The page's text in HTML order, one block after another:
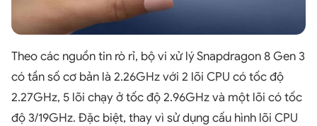
Theo các nguồn tin rò rỉ, bộ vi xử lý Snapdragon 8 Gen 3
có tần số cơ bản là 2.26GHz với 2 lõi CPU có tốc độ
2.27GHz, 5 lõi chạy ở tốc độ 2.96GHz và một lõi có tốc
độ 3/19GHz. Đặc biệt, thay vì sử dụng cấu hình lõi CPU